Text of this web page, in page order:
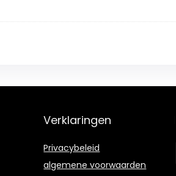
Verklaringen
Privacybeleid
algemene voorwaarden